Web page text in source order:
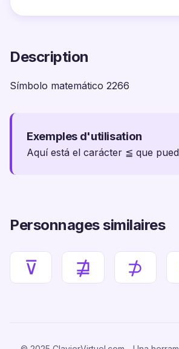
Description
Símbolo matemático 2266
Exemples d'utilisation
Aquí está el carácter ≦ que
Personnages similaires
⊽ ⋣ ⊅